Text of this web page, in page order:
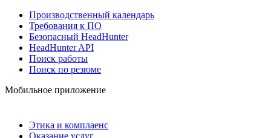
Производственный календарь
Требования к ПО
Безопасный HeadHunter
HeadHunter API
Поиск работы
Поиск по резюме
Мобильное приложение
Этика и комплаенс
Оказание услуг